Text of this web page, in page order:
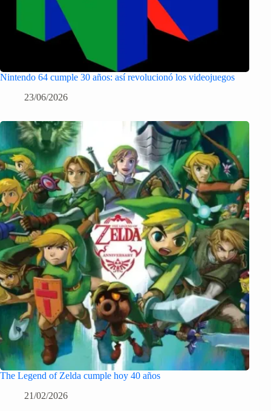
Nintendo 64 cumple 30 años: así revolucionó los videojuegos
23/06/2026
The Legend of Zelda cumple hoy 40 años
21/02/2026